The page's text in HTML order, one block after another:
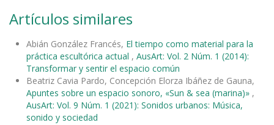
Artículos similares
Abián González Francés, El tiempo como material para la
práctica escultórica actual , AusArt: Vol. 2 Núm. 1 (2014):
Transformar y sentir el espacio común
Beatriz Cavia Pardo, Concepción Elorza Ibáñez de Gauna,
Apuntes sobre un espacio sonoro, «Sun & sea (marina)» ,
AusArt: Vol. 9 Núm. 1 (2021): Sonidos urbanos: Música,
sonido y sociedad